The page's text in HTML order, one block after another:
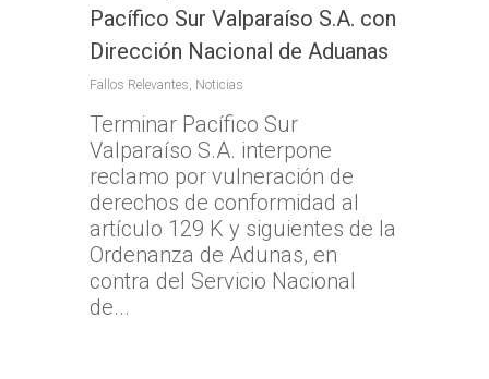
Pacífico Sur Valparaíso S.A. con
Dirección Nacional de Aduanas
Fallos Relevantes, Noticias
Terminar Pacífico Sur
Valparaíso S.A. interpone
reclamo por vulneración de
derechos de conformidad al
artículo 129 K y siguientes de la
Ordenanza de Adunas, en
contra del Servicio Nacional
de...